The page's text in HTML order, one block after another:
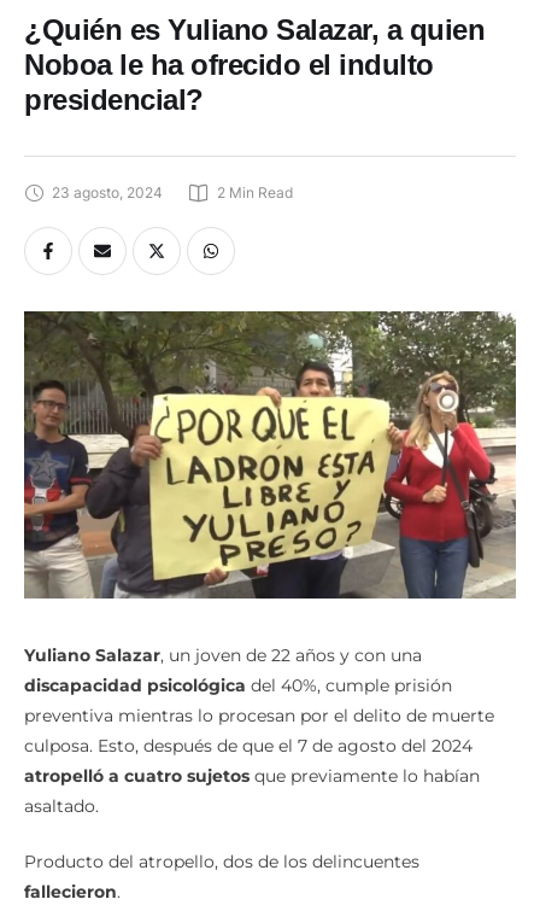
¿Quién es Yuliano Salazar, a quien
Noboa le ha ofrecido el indulto
presidencial?
23 agosto, 2024 2 Min Read
Yuliano Salazar, un joven de 22 años y con una
discapacidad psicológica del 40%, cumple prisión
preventiva mientras lo procesan por el delito de muerte
culposa. Esto, después de que el 7 de agosto del 2024
atropelló a cuatro sujetos que previamente lo habían
asaltado.
Producto del atropello, dos de los delincuentes
fallecieron.